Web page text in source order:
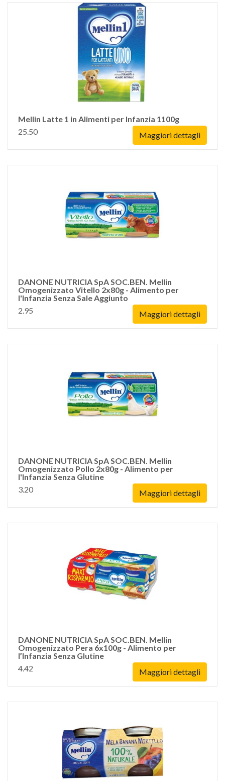
Mellin Latte 1 in Alimenti per Infanzia 1100g
25.50
Maggiori dettagli
DANONE NUTRICIA SpA SOC.BEN. Mellin
Omogenizzato Vitello 2x80g - Alimento per
l'Infanzia Senza Sale Aggiunto
2.95
Maggiori dettagli
DANONE NUTRICIA SpA SOC.BEN. Mellin
Omogenizzato Pollo 2x80g - Alimento per
l'Infanzia Senza Glutine
3.20
Maggiori dettagli
DANONE NUTRICIA SpA SOC.BEN. Mellin
Omogenizzato Pera 6x100g - Alimento per
l’Infanzia Senza Glutine
4.42
Maggiori dettagli